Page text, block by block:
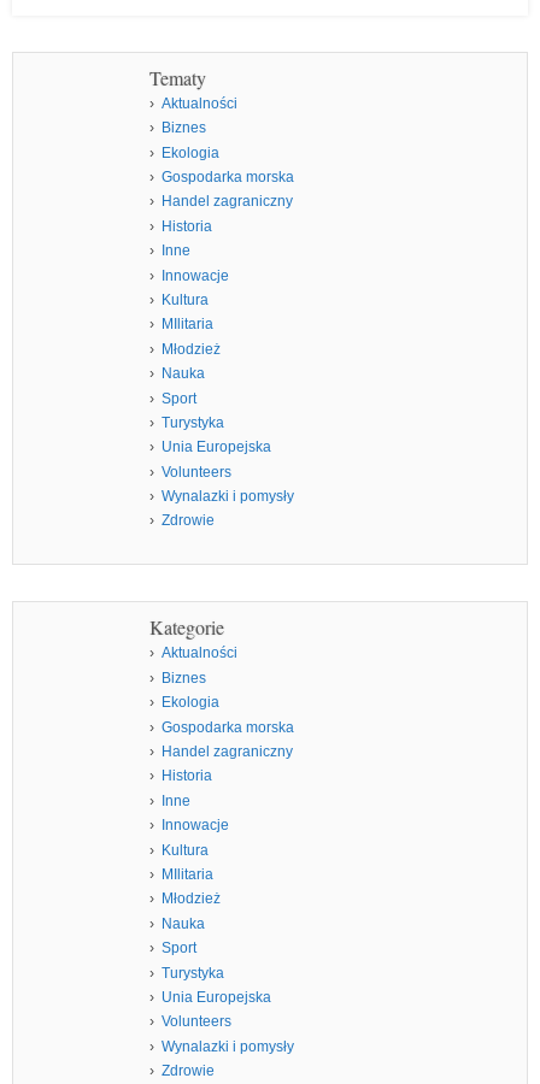
Tematy
Aktualności
Biznes
Ekologia
Gospodarka morska
Handel zagraniczny
Historia
Inne
Innowacje
Kultura
MIlitaria
Młodzież
Nauka
Sport
Turystyka
Unia Europejska
Volunteers
Wynalazki i pomysły
Zdrowie
Kategorie
Aktualności
Biznes
Ekologia
Gospodarka morska
Handel zagraniczny
Historia
Inne
Innowacje
Kultura
MIlitaria
Młodzież
Nauka
Sport
Turystyka
Unia Europejska
Volunteers
Wynalazki i pomysły
Zdrowie